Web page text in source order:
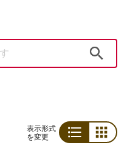
表示形式
を変更